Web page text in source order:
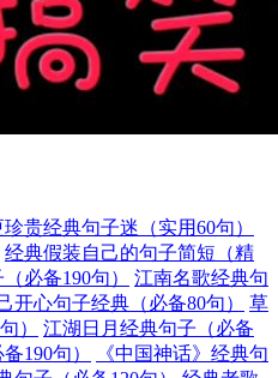
贵经典句子迷（实用60句）
经典假装自己的句子简短（精
必备190句）
江南名歌经典句
开心句子经典（必备80句）
草
）
江湖日月经典句子（必备
190句）
《中国神话》经典句